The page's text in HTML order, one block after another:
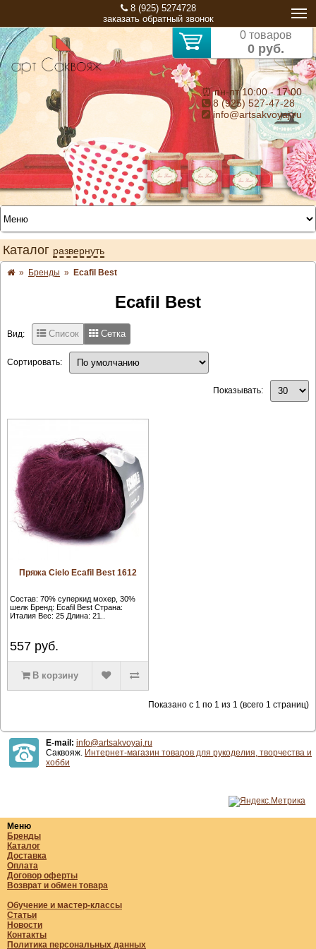
8 (925) 5274728
заказать обратный звонок
0 товаров
0 руб.
⏰ пн-пт 10:00 - 17:00
8 (925) 527-47-28
info@artsakvoyaj.ru
Каталог развернуть
» Бренды » Ecafil Best
Ecafil Best
Вид: Список Сетка
Сортировать:
Показывать:
Пряжа Cielo Ecafil Best 1612
Состав: 70% суперкид мохер, 30%
шелк Бренд: Ecafil Best Страна:
Италия Вес: 25 Длина: 21..
557руб.
В корзину
Показано с 1 по 1 из 1 (всего 1 страниц)
E-mail: info@artsakvoyaj.ru
Саквояж. Интернет-магазин товаров для рукоделия, творчества и
хобби
Меню
Бренды
Каталог
Доставка
Оплата
Договор оферты
Возврат и обмен товара
Обучение и мастер-классы
Статьи
Новости
Контакты
Политика персональных данных